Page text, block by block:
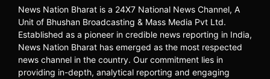
News Nation Bharat is a 24X7 National News Channel, A
Unit of Bhushan Broadcasting & Mass Media Pvt Ltd.
Established as a pioneer in credible news reporting in India,
News Nation Bharat has emerged as the most respected
news channel in the country. Our commitment lies in
providing in-depth, analytical reporting and engaging